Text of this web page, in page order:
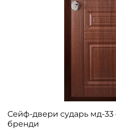
Сейф-двери сударь мд-
бренди